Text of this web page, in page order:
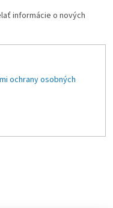
informácie o nových
ochrany osobných